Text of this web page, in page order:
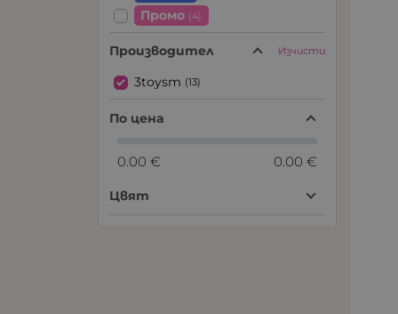
Промо (4)
Производител Изчисти
3toysm (13)
По цена
0.00 € 0.00 €
Цвят